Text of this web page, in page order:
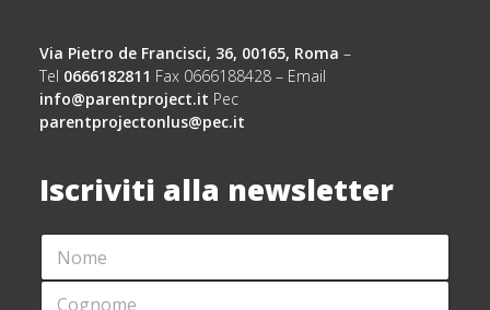
Via Pietro de Francisci, 36, 00165, Roma –
Tel 0666182811 Fax 0666188428 – Email
info@parentproject.it Pec
parentprojectonlus@pec.it
Iscriviti alla newsletter
*
*
N
M
C